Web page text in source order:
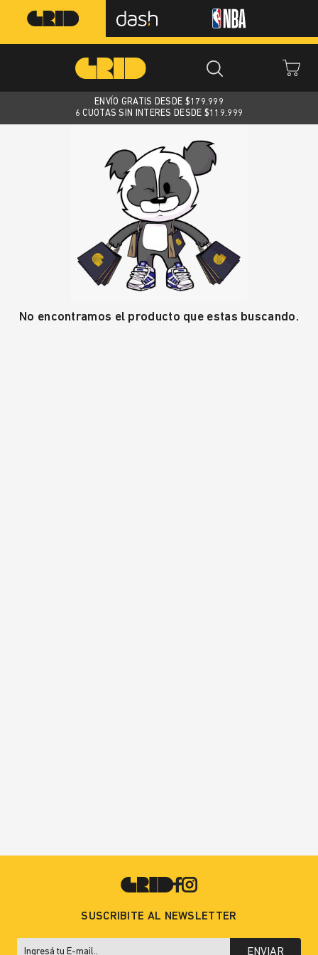
ENVÍO GRATIS DESDE $179.999
6 CUOTAS SIN INTERES DESDE $119.999
No encontramos el producto que estas buscando.
SUSCRIBITE AL NEWSLETTER
ENVIAR